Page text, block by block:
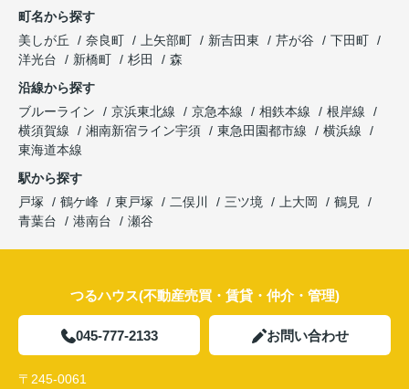
町名から探す
美しが丘
奈良町 上矢部町 新吉田東 芹が谷
下田町
洋光台
新橋町 杉田
森
沿線から探す
ブルーライン
京浜東北線 京急本線 相鉄本線
根岸線
横須賀線
湘南新宿ライン宇須 東急田園都市線
横浜線
東海道本線
駅から探す
戸塚
鶴ケ峰 東戸塚 二俣川 三ツ境 上大岡
鶴見
青葉台
港南台 瀬谷
つるハウス(不動産売買・賃貸・仲介・管理)
045-777-2133 お問い合わせ
〒245-0061